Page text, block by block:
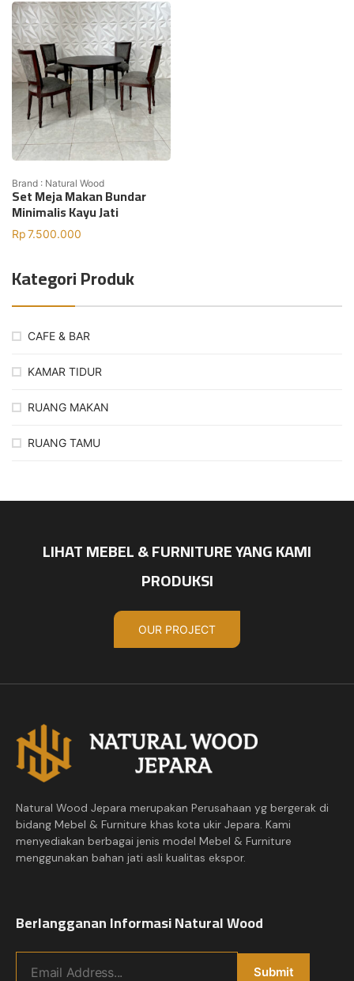
Kategori Produk
CAFE & BAR
KAMAR TIDUR
RUANG MAKAN
RUANG TAMU
Brand : Natural Wood
Set Meja Makan Bundar
Minimalis Kayu Jati
Rp7.500.000
LIHAT MEBEL & FURNITURE YANG KAMI
PRODUKSI
OUR PROJECT
Natural Wood Jepara merupakan Perusahaan yg bergerak di
bidang Mebel & Furniture khas kota ukir Jepara. Kami
menyediakan berbagai jenis model Mebel & Furniture
menggunakan bahan jati asli kualitas ekspor.
Berlangganan Informasi Natural Wood